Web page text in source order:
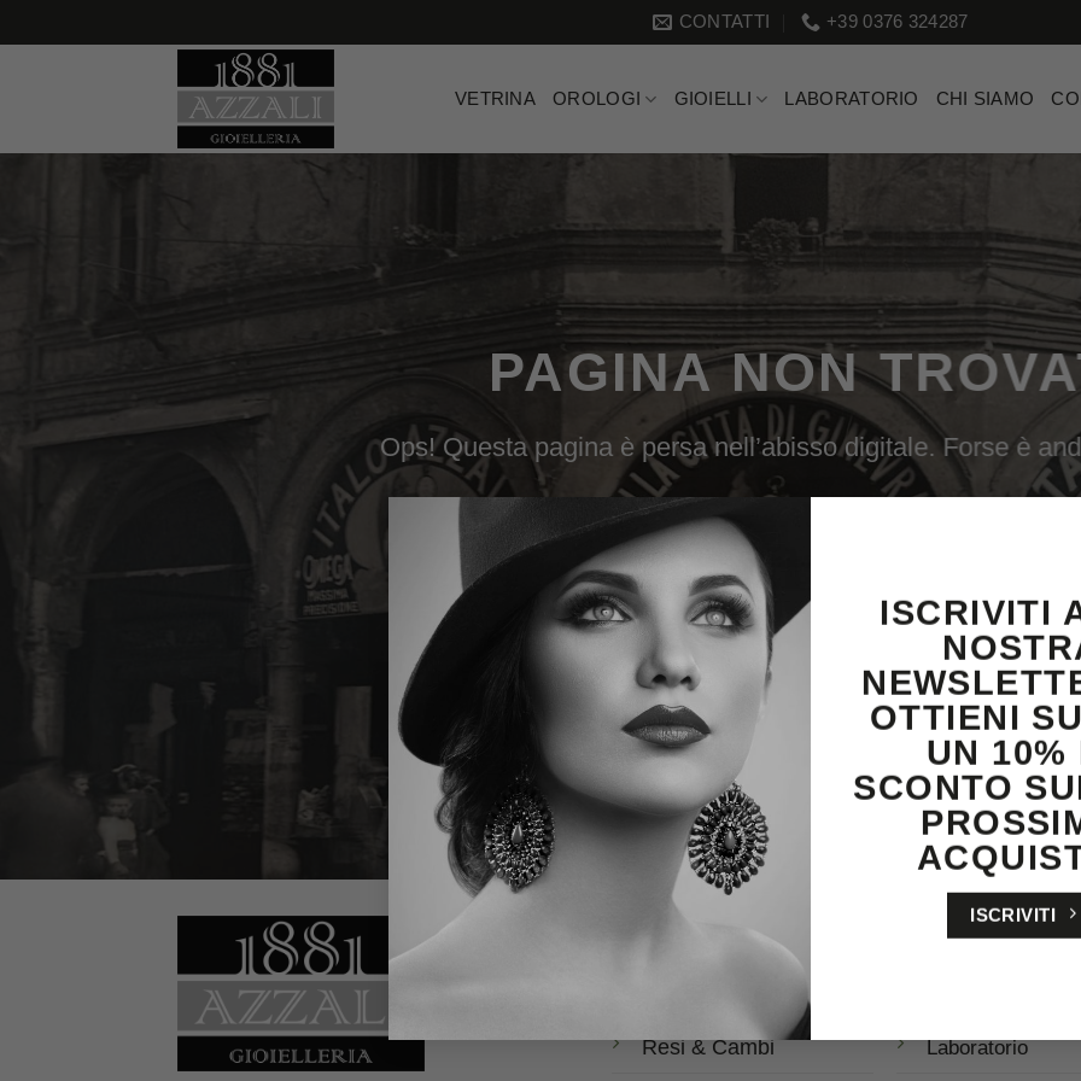
ISCRIVITI
OTTIENI
UN 10%
SCONTO
ISCRIVITI
ai
CONTATTI +39 0376 324287
VETRINA OROLOGI GIOIELLI LABORATORIO CHI SIAMO
PAGINA NON
Ops! Questa pagina è persa nell’abisso digitale. Forse è
TORNA ALLA HOMEPAGE CONTATTACI
Servizio clienti
Resi & Cambi
Negozi &
Laboratorio